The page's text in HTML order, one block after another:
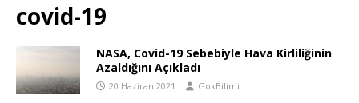
covid-19
NASA, Covid-19 Sebebiyle Hava Kirliliğinin
Azaldığını Açıkladı
20 Haziran 2021 GokBilimi